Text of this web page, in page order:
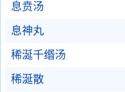
息贲汤
息神丸
稀涎千缗汤
稀涎散